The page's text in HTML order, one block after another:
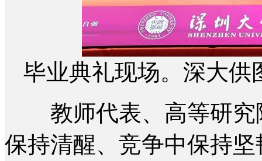
毕业典礼现场。深大供
教师代表、高等研究
保持清醒、竞争中保持